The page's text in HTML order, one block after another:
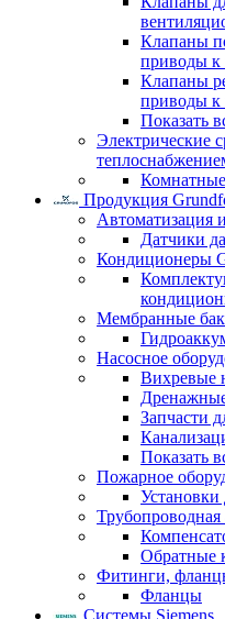
Клапаны
приводы
Клапаны
приводы
Показать
Электрические
Продукция
Датчики
Кондиционеры
Мембранные
Насосное
Вихревые
Запчасти
Показать
Пожарное
Обратные
Фитинги,
Фланцы
Системы Siemens